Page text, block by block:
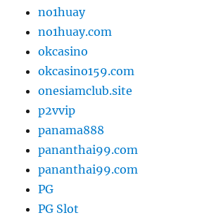
no1huay
no1huay.com
okcasino
okcasino159.com
onesiamclub.site
p2vvip
panama888
pananthai99.com
pananthai99.com
PG
PG Slot